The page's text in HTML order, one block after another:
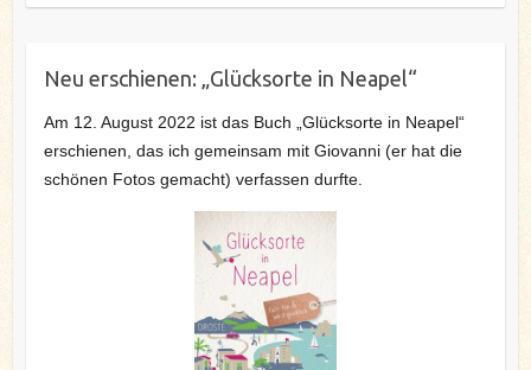
Neu erschienen: „Glücksorte in Neapel“
Am 12. August 2022 ist das Buch „Glücksorte in Neapel“
erschienen, das ich gemeinsam mit Giovanni (er hat die
schönen Fotos gemacht) verfassen durfte.